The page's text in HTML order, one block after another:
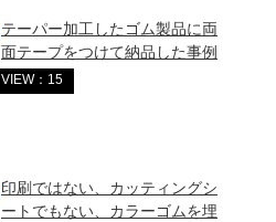
テーパー加工したゴム製品に両
面テープをつけて納品した事例
VIEW：15
印刷ではない、カッティングシ
ートでもない、カラーゴムを埋